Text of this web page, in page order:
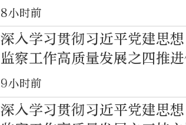
8小时前
深入学习贯彻习近平党建思
监察工作高质量发展之四推
9小时前
深入学习贯彻习近平党建思